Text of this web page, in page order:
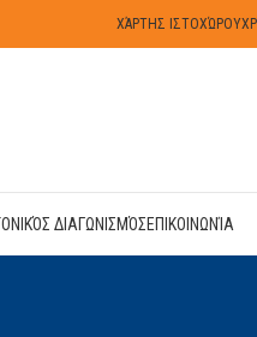
ΧΆΡΤΗΣ ΙΣΤΟΧΏΡΟΥ
ΔΙΑΓΩΝΙΣΜΌΣΕΠΙΚΟΙΝΩΝΊΑ